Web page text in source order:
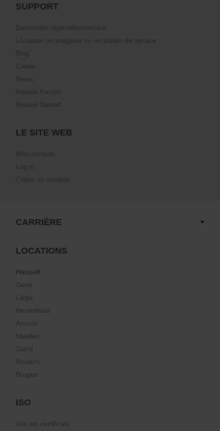
SUPPORT
Demander réparation/service
Localiser un magasin ou un atelier de service
Blog
Cases
News
Rappel Facom
Rappel Dewalt
LE SITE WEB
Mon compte
Log in
Créez un compte
CARRIÈRE
LOCATIONS
Hasselt
Genk
Liège
Herenthout
Anvers
Nivelles
Gand
Roulers
Bruges
ISO
Voir les certificats